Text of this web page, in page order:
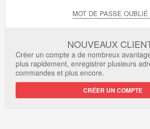
MOT DE PASSE OUBLIÉ
NOUVEAUX
Créer un compte a de nombreux
plus rapidement, enregistrer plusieurs
commandes et plus encore.
CRÉER UN COMPTE